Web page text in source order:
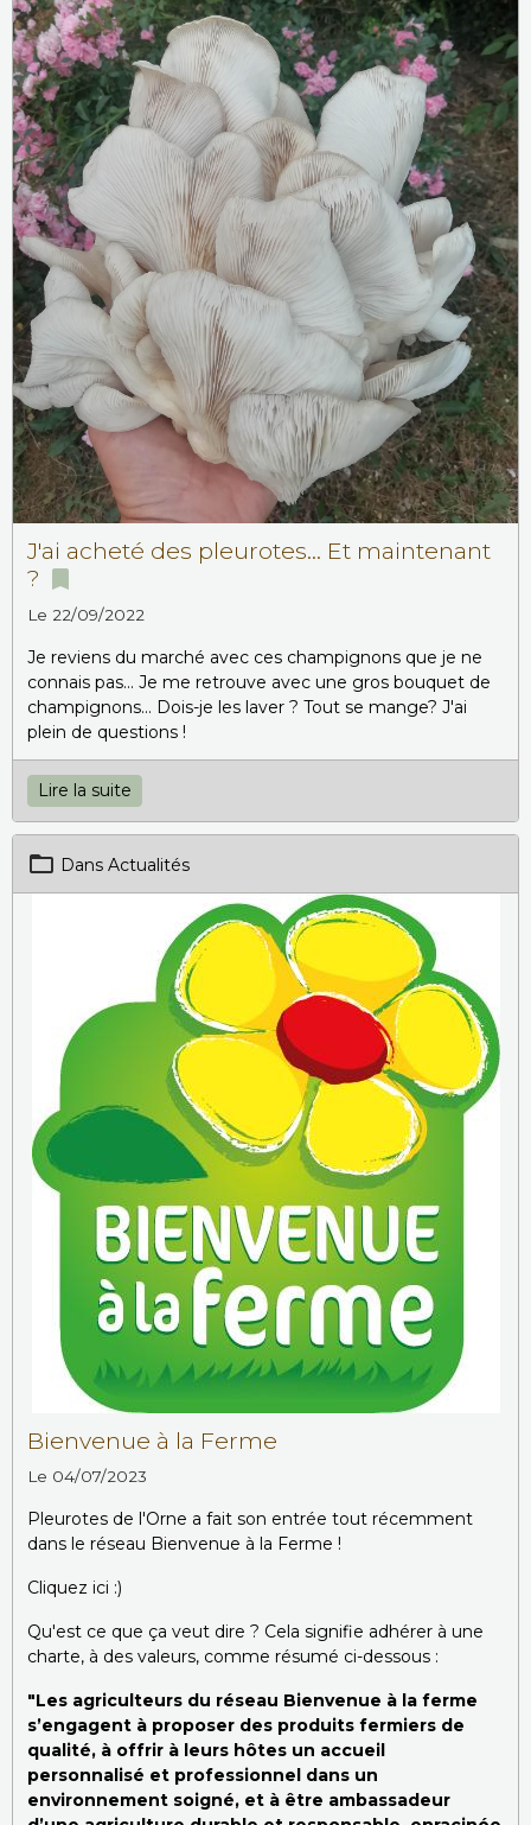
J'ai acheté des pleurotes... Et maintenant
?
Le 22/09/2022
Je reviens du marché avec ces champignons que je ne
connais pas... Je me retrouve avec une gros bouquet de
champignons... Dois-je les laver ? Tout se mange? J'ai
plein de questions !
Lire la suite
Dans Actualités
Bienvenue à la Ferme
Le 04/07/2023
Pleurotes de l'Orne a fait son entrée tout récemment
dans le réseau Bienvenue à la Ferme !
Cliquez ici :)
Qu'est ce que ça veut dire ? Cela signifie adhérer à une
charte, à des valeurs, comme résumé ci-dessous :
"Les agriculteurs du réseau Bienvenue à la ferme
s’engagent à proposer des produits fermiers de
qualité, à offrir à leurs hôtes un accueil
personnalisé et professionnel dans un
environnement soigné, et à être ambassadeur